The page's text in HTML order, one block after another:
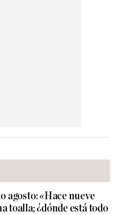
agosto: «Hace nueve
toalla; ¿dónde está todo